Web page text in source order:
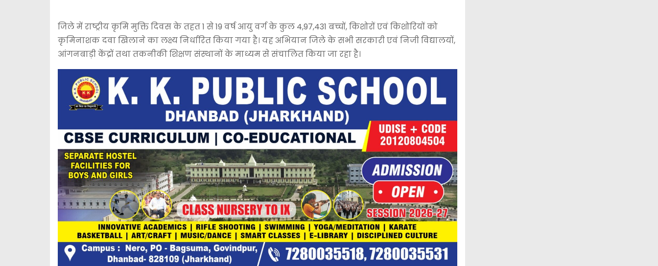
जिले में राष्ट्रीय कृमि मुक्ति दिवस के तहत 1 से 19 वर्ष आयु वर्ग के कुल 4,97,431 बच्चों, किशोरों एवं किशोरियों को
कृमिनाशक दवा खिलाने का लक्ष्य निर्धारित किया गया है। यह अभियान जिले के सभी सरकारी एवं निजी विद्यालयों,
आंगनबाड़ी केंद्रों तथा तकनीकी शिक्षण संस्थानों के माध्यम से संचालित किया जा रहा है।